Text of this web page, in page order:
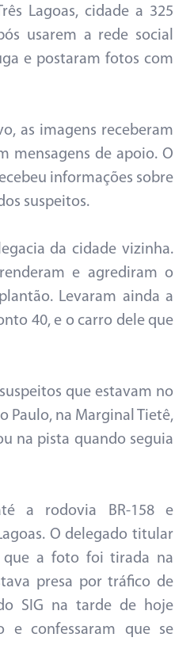
Lagoas, cidade a 325
usarem a rede social
e postaram fotos com
as imagens receberam
mensagens de apoio. O
informações sobre
suspeitos.
da cidade vizinha.
e agrediram o
Levaram ainda a
40, e o carro dele que
que estavam no
Paulo, na Marginal Tietê,
na pista quando seguia
a rodovia BR-158 e
O delegado titular
que a foto foi tirada na
presa por tráfico de
SIG na tarde de hoje
e confessaram que se